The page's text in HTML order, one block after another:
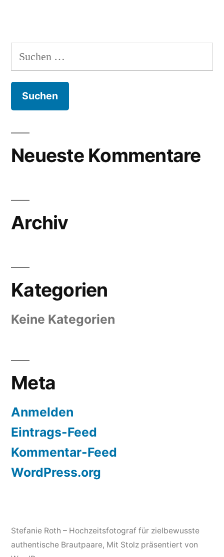
Suchen
nach:
Neueste Kommentare
Archiv
Kategorien
Keine Kategorien
Meta
Anmelden
Eintrags-Feed
Kommentar-Feed
WordPress.org
Stefanie Roth – Hochzeitsfotograf für zielbewusste
authentische Brautpaare, Mit Stolz präsentiert von